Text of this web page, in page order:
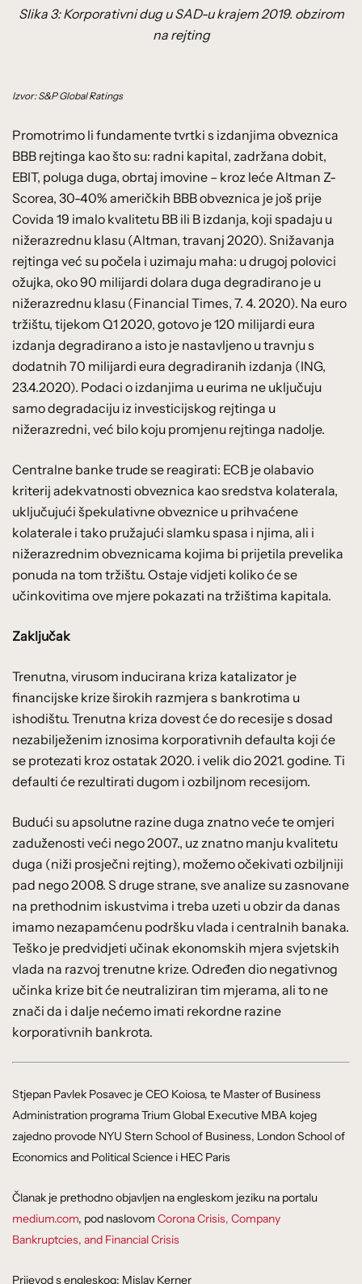
Slika 3: Korporativni dug u SAD-u krajem 2019. obzirom
na rejting
Izvor:S&P Global Ratings
Promotrimo li fundamente tvrtki s izdanjima obveznica
BBB rejtinga kao što su: radni kapital, zadržana dobit,
EBIT, poluga duga, obrtaj imovine – kroz leće Altman Z-
Scorea, 30-40% američkih BBB obveznica je još prije
Covida 19 imalo kvalitetu BB ili B izdanja, koji spadaju u
nižerazrednu klasu (Altman, travanj 2020). Snižavanja
rejtinga već su počela i uzimaju maha: u drugoj polovici
ožujka, oko 90 milijardi dolara duga degradirano je u
nižerazrednu klasu (Financial Times, 7. 4. 2020). Na euro
tržištu, tijekom Q1 2020, gotovo je 120 milijardi eura
izdanja degradirano a isto je nastavljeno u travnju s
dodatnih 70 milijardi eura degradiranih izdanja (ING,
23.4.2020). Podaci o izdanjima u eurima ne uključuju
samo degradaciju iz investicijskog rejtinga u
nižerazredni, već bilo koju promjenu rejtinga nadolje.
Centralne banke trude se reagirati: ECB je olabavio
kriterij adekvatnosti obveznica kao sredstva kolaterala,
uključujući špekulativne obveznice u prihvaćene
kolaterale i tako pružajući slamku spasa i njima, ali i
nižerazrednim obveznicama kojima bi prijetila prevelika
ponuda na tom tržištu. Ostaje vidjeti koliko će se
učinkovitima ove mjere pokazati na tržištima kapitala.
Zaključak
Trenutna, virusom inducirana kriza katalizator je
financijske krize širokih razmjera s bankrotima u
ishodištu. Trenutna kriza dovest će do recesije s dosad
nezabilježenim iznosima korporativnih defaulta koji će
se protezati kroz ostatak 2020. i velik dio 2021. godine. Ti
defaulti će rezultirati dugom i ozbiljnom recesijom.
Budući su apsolutne razine duga znatno veće te omjeri
zaduženosti veći nego 2007., uz znatno manju kvalitetu
duga (niži prosječni rejting), možemo očekivati ozbiljniji
pad nego 2008. S druge strane, sve analize su zasnovane
na prethodnim iskustvima i treba uzeti u obzir da danas
imamo nezapamćenu podršku vlada i centralnih banaka.
Teško je predvidjeti učinak ekonomskih mjera svjetskih
vlada na razvoj trenutne krize. Određen dio negativnog
učinka krize bit će neutraliziran tim mjerama, ali to ne
znači da i dalje nećemo imati rekordne razine
korporativnih bankrota.
Stjepan Pavlek Posavec je CEO Koiosa, te Master of Business
Administration programa Trium Global Executive MBA kojeg
zajedno provode NYU Stern School of Business, London School of
Economics and Political Science i HEC Paris
Članak je prethodno objavljen na engleskom jeziku na portalu
medium.com, pod naslovom Corona Crisis, Company
Bankruptcies, and Financial Crisis
Prijevod s engleskog: Mislav Kerner